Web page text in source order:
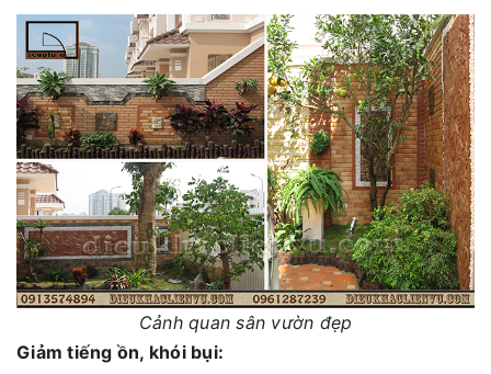
Cảnh quan sân vườn đẹp
Giảm tiếng ồn, khói bụi: